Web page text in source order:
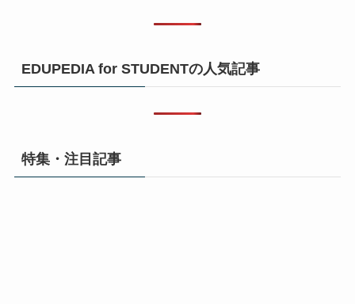
EDUPEDIA for STUDENTの人気記事
特集・注目記事